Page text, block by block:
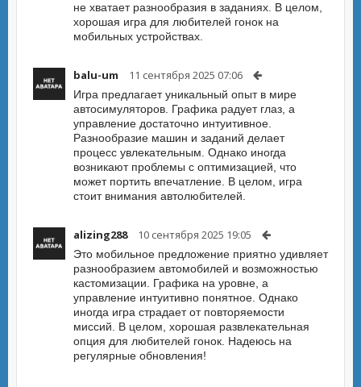
не хватает разнообразия в заданиях. В целом,
хорошая игра для любителей гонок на
мобильных устройствах.
balu-um 11 сентября 2025 07:06
Игра предлагает уникальный опыт в мире
автосимуляторов. Графика радует глаз, а
управление достаточно интуитивное.
Разнообразие машин и заданий делает
процесс увлекательным. Однако иногда
возникают проблемы с оптимизацией, что
может портить впечатление. В целом, игра
стоит внимания автолюбителей.
alizing288 10 сентября 2025 19:05
Это мобильное предложение приятно удивляет
разнообразием автомобилей и возможностью
кастомизации. Графика на уровне, а
управление интуитивно понятное. Однако
иногда игра страдает от повторяемости
миссий. В целом, хорошая развлекательная
опция для любителей гонок. Надеюсь на
регулярные обновления!